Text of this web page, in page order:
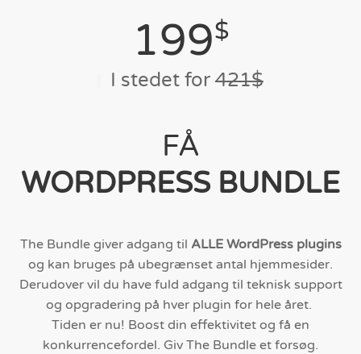
199$
I stedet for 421$
FÅ
WORDPRESS BUNDLE
The Bundle giver adgang til ALLE WordPress plugins
og kan bruges på ubegrænset antal hjemmesider.
Derudover vil du have fuld adgang til teknisk support
og opgradering på hver plugin for hele året.
Tiden er nu! Boost din effektivitet og få en
konkurrencefordel. Giv The Bundle et forsøg.